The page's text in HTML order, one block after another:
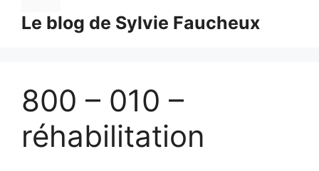
Le blog de Sylvie Faucheux
800 – 010 –
réhabilitation